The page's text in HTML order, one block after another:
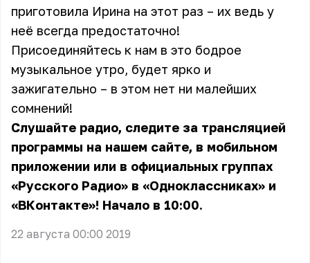
приготовила Ирина на этот раз – их ведь у
неё всегда предостаточно!
Присоединяйтесь к нам в это бодрое
музыкальное утро, будет ярко и
зажигательно – в этом нет ни малейших
сомнений!
Слушайте радио, следите за трансляцией
программы на нашем сайте, в мобильном
приложении или в официальных группах
«Русского Радио» в «Одноклассниках» и
«ВКонтакте»! Начало в 10:00.
22 августа 00:00 2019